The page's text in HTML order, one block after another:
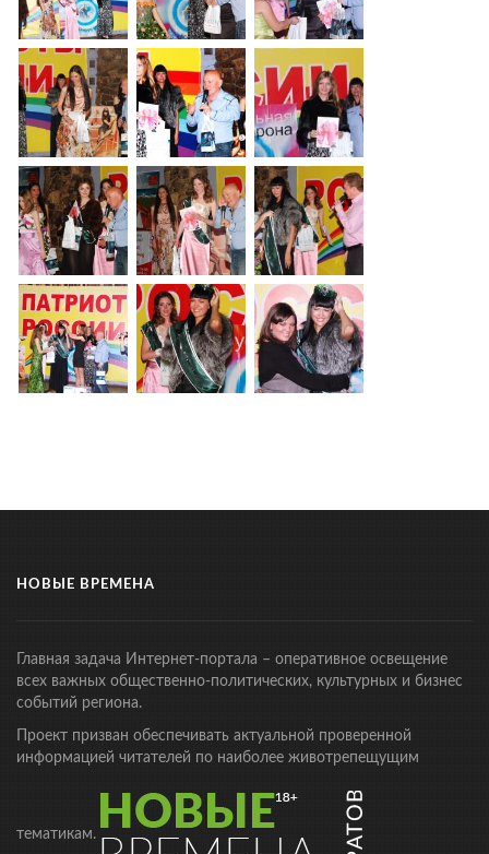
НОВЫЕ ВРЕМЕНА
Главная задача Интернет-портала – оперативное освещение
всех важных общественно-политических, культурных и бизнес
событий региона.
Проект призван обеспечивать актуальной проверенной
информацией читателей по наиболее животрепещущим
тематикам.